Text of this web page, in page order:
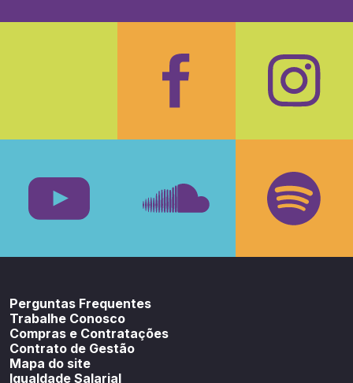
Facebook
Perguntas Frequentes
Trabalhe Conosco
Compras e Contratações
Contrato de Gestão
Mapa do site
Igualdade Salarial